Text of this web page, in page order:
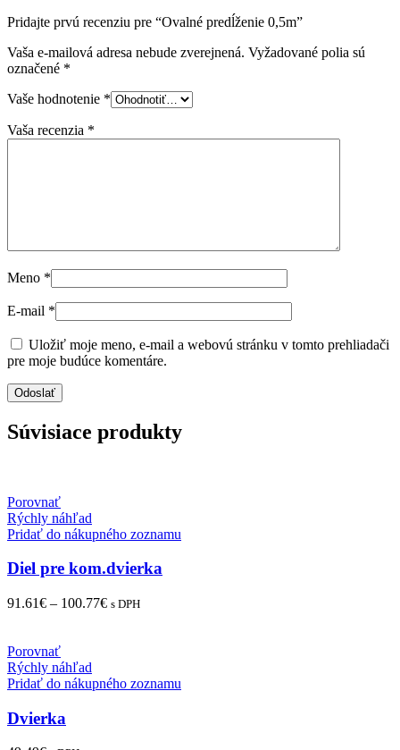
Pridajte prvú recenziu pre “Ovalné predĺženie 0,5m”
Vaša e-mailová adresa nebude zverejnená. Vyžadované polia sú
označené *
Vaše hodnotenie *
Vaša recenzia *
Meno *
E-mail *
Uložiť moje meno, e-mail a webovú stránku v tomto prehliadači
pre moje budúce komentáre.
Súvisiace produkty
Porovnať
Rýchly náhľad
Pridať do nákupného zoznamu
Diel pre kom.dvierka
91.61€ – 100.77€ s DPH
Porovnať
Rýchly náhľad
Pridať do nákupného zoznamu
Dvierka